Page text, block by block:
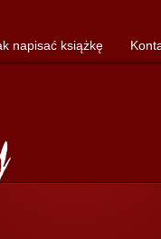
napisać książkę